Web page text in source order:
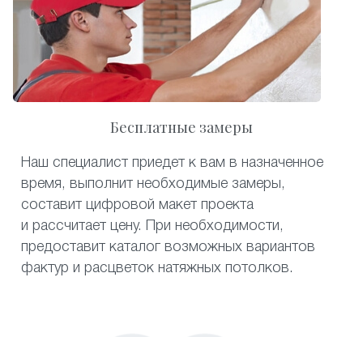
Бесплатные замеры
Наш специалист приедет к вам в назначенное
время, выполнит необходимые замеры,
составит цифровой макет проекта
и рассчитает цену. При необходимости,
предоставит каталог возможных вариантов
фактур и расцветок натяжных потолков.